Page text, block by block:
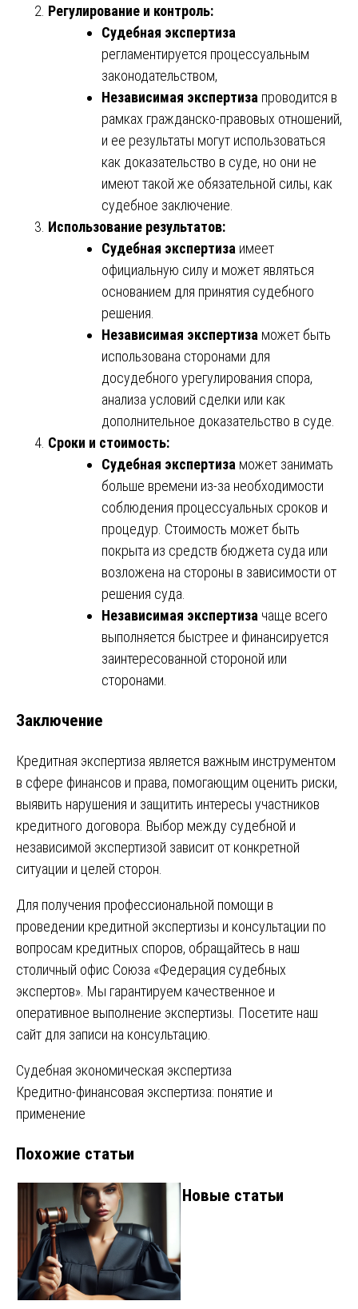
Регулирование и контроль:
Судебная экспертиза
регламентируется процессуальным
законодательством,
Независимая экспертиза проводится в
рамках гражданско-правовых отношений,
и ее результаты могут использоваться
как доказательство в суде, но они не
имеют такой же обязательной силы, как
судебное заключение.
Использование результатов:
Судебная экспертиза имеет
официальную силу и может являться
основанием для принятия судебного
решения.
Независимая экспертиза может быть
использована сторонами для
досудебного урегулирования спора,
анализа условий сделки или как
дополнительное доказательство в суде.
Сроки и стоимость:
Судебная экспертиза может занимать
больше времени из-за необходимости
соблюдения процессуальных сроков и
процедур. Стоимость может быть
покрыта из средств бюджета суда или
возложена на стороны в зависимости от
решения суда.
Независимая экспертиза чаще всего
выполняется быстрее и финансируется
заинтересованной стороной или
сторонами.
Заключение
Кредитная экспертиза является важным инструментом
в сфере финансов и права, помогающим оценить риски,
выявить нарушения и защитить интересы участников
кредитного договора. Выбор между судебной и
независимой экспертизой зависит от конкретной
ситуации и целей сторон.
Для получения профессиональной помощи в
проведении кредитной экспертизы и консультации по
вопросам кредитных споров, обращайтесь в наш
столичный офис Союза «Федерация судебных
экспертов». Мы гарантируем качественное и
оперативное выполнение экспертизы. Посетите наш
сайт для записи на консультацию.
Навигация
по
Судебная экономическая экспертиза
Кредитно-финансовая экспертиза: понятие и
применение
Похожие статьи
Новые статьи